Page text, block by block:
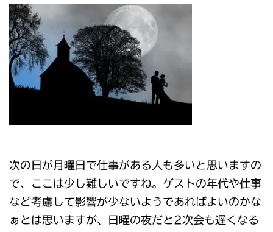
次の日が月曜日で仕事がある人も多いと思いますの
で、ここは少し難しいですね。ゲストの年代や仕事
など考慮して影響が少ないようであればよいのかな
ぁとは思いますが、日曜の夜だと2次会も遅くなる